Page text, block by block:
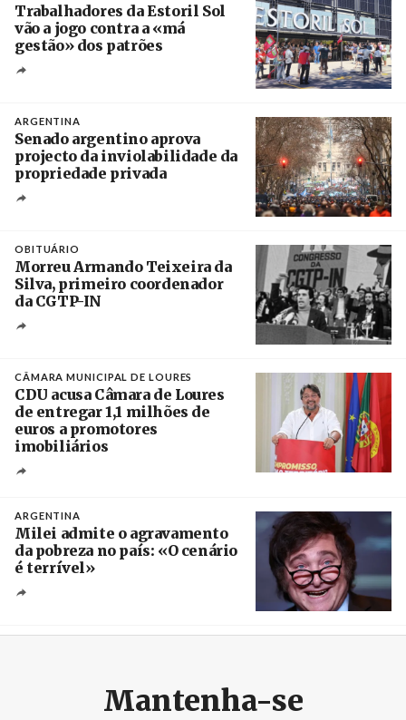
Trabalhadores da Estoril Sol
vão a jogo contra a «má
gestão» dos patrões
ARGENTINA
Senado argentino aprova
projecto da inviolabilidade da
propriedade privada
OBITUÁRIO
Morreu Armando Teixeira da
Silva, primeiro coordenador
da CGTP-IN
CÂMARA MUNICIPAL DE LOURES
CDU acusa Câmara de Loures
de entregar 1,1 milhões de
euros a promotores
imobiliários
ARGENTINA
Milei admite o agravamento
da pobreza no país: «O cenário
é terrível»
Mantenha-se